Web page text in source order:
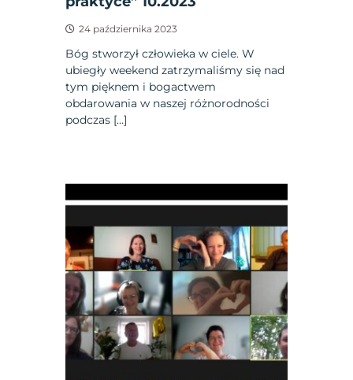
24 października 2023
Bóg stworzył człowieka w ciele. W
ubiegły weekend zatrzymaliśmy się nad
tym pięknem i bogactwem
obdarowania w naszej różnorodności
podczas […]